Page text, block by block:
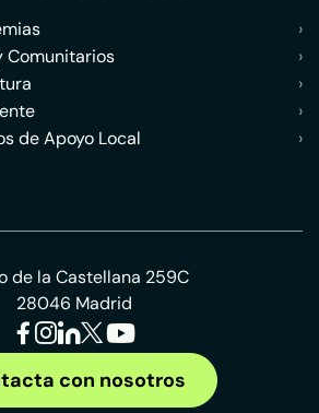
›
Comunitarios
›
›
›
de Apoyo Local
›
de la Castellana 259C
28046 Madrid
con nosotros